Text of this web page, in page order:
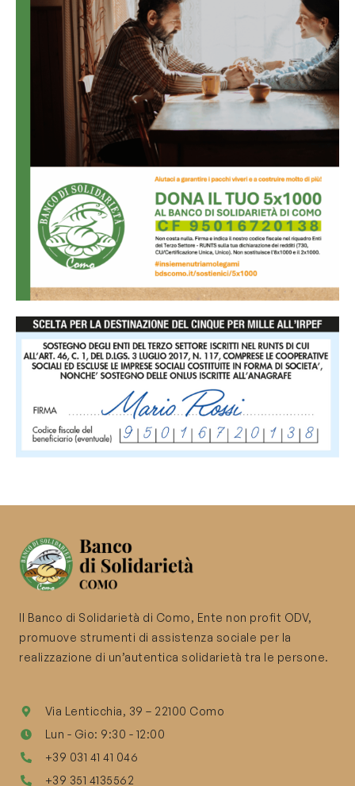
Il Banco di Solidarietà di Como, Ente non profit ODV,
promuove strumenti di assistenza sociale per la
realizzazione di un’autentica solidarietà tra le persone.
Via Lenticchia, 39 – 22100 Como
Lun - Gio: 9:30 - 12:00
+39 031 41 41 046
+39 351 4135562